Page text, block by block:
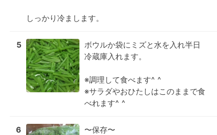
しっかり冷まします。
5
ボウルか袋にミズと水を入れ半日
冷蔵庫入れます。
※調理して食べます^ ^
※サラダやおひたしはこのままで食
べれます^ ^
6 〜保存〜